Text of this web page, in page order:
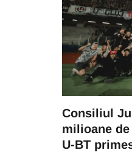
Consiliul
milioane
U-BT